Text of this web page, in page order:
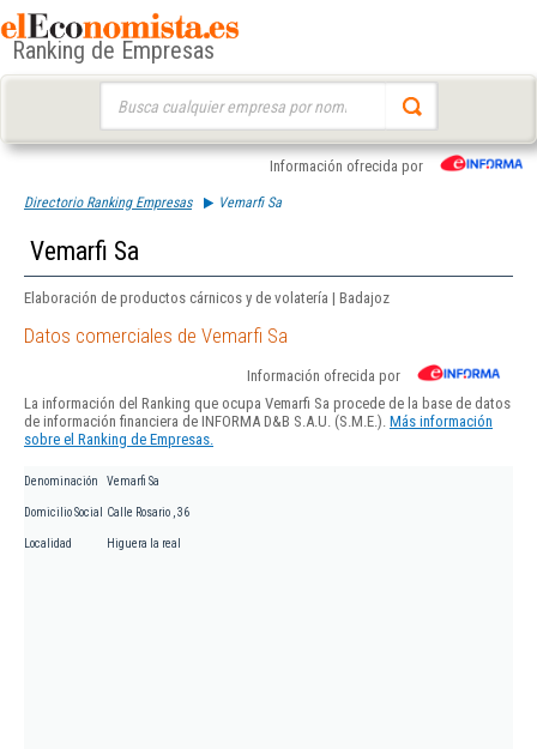
Ranking de Empresas
Información ofrecida por
Directorio Ranking Empresas Vemarfi Sa
Vemarfi Sa
Elaboración de productos cárnicos y de volatería | Badajoz
Datos comerciales de Vemarfi Sa
Información ofrecida por
La información del Ranking que ocupa Vemarfi Sa procede de la base de datos
de información financiera de INFORMA D&B S.A.U. (S.M.E.). Más información
sobre el Ranking de Empresas.
Denominación Vemarfi Sa
Domicilio Social Calle Rosario , 36
Localidad Higuera la real